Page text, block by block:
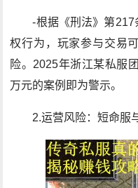
-根据《刑法》第
权行为，玩家参与交易
险。2025年浙江某私服
万元的案例即为警示。
2.运营风险：短命服